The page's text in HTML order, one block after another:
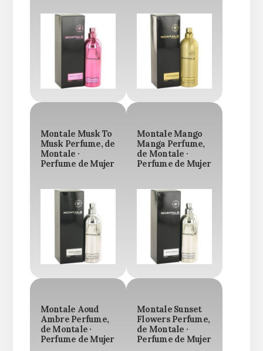
Montale Musk To
Musk Perfume, de
Montale ·
Perfume de Mujer
Montale Mango
Manga Perfume,
de Montale ·
Perfume de Mujer
Montale Aoud
Ambre Perfume,
de Montale ·
Perfume de Mujer
Montale Sunset
Flowers Perfume,
de Montale ·
Perfume de Mujer